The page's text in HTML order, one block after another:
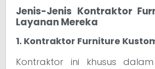
Jenis-Jenis Kontraktor
Layanan Mereka
1. Kontraktor Furniture
Kontraktor ini khusus